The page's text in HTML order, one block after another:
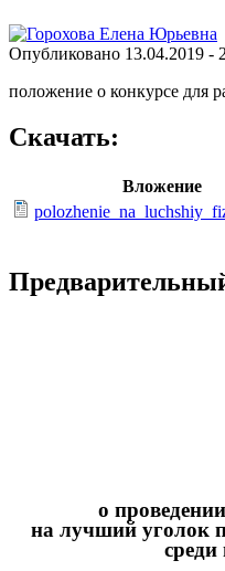
Опубликовано 13.04.2019 -
положение о конкурсе для
Скачать:
Вложение
о
на лучший уголок